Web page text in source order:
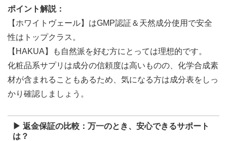
ポイント解説：
【ホワイトヴェール】はGMP認証＆天然成分使用で安全
性はトップクラス。
【HAKUA】も自然派を好む方にとっては理想的です。
化粧品系サプリは成分の信頼度は高いものの、化学合成素
材が含まれることもあるため、気になる方は成分表をしっ
かり確認しましょう。
▶ 返金保証の比較：万一のとき、安心できるサポート
は？